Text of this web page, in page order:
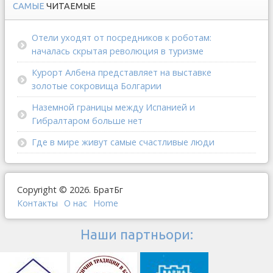
САМЫЕ ЧИТАЕМЫЕ
Отели уходят от посредников к роботам:
началась скрытая революция в туризме
Курорт Албена представляет на выставке
золотые сокровища Болгарии
Наземной границы между Испанией и
Гибралтаром больше нет
Где в мире живут самые счастливые люди
Copyright © 2026. БратБг
Контакты
О наc Home
Наши партньори: